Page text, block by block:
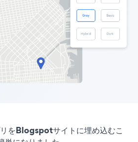
をBlogspotサイトに埋め込むこ